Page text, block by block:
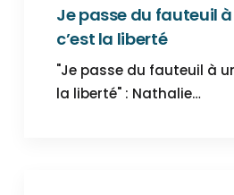
Je passe du fauteuil
c’est la liberté
"Je passe du fauteuil à
la liberté" : Nathalie…